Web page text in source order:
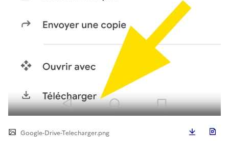
Google-Drive-Telecharger.png